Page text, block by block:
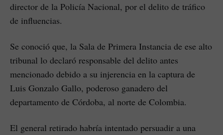
director de la Policía Nacional, por el delito de tráfico
de influencias.
Se conoció que, la Sala de Primera Instancia de ese alto
tribunal lo declaró responsable del delito antes
mencionado debido a su injerencia en la captura de
Luis Gonzalo Gallo, poderoso ganadero del
departamento de Córdoba, al norte de Colombia.
El general retirado habría intentado persuadir a una